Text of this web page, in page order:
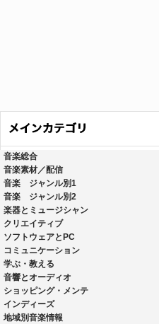
音楽総合
音楽素材／配信
音楽 ジャンル別1
音楽 ジャンル別2
楽器とミュージシャン
クリエイティブ
ソフトウェアとPC
コミュニケーション
学ぶ・教える
音響とオーディオ
ショッピング・メンテ
インディーズ
地域別音楽情報